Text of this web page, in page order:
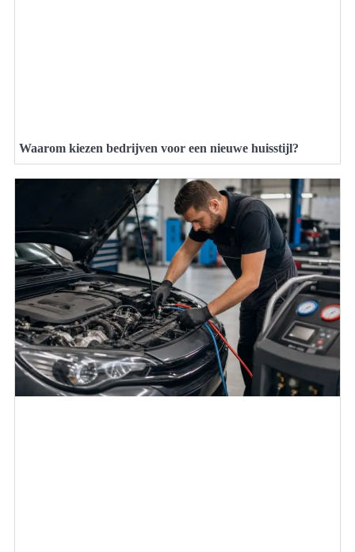
Waarom kiezen bedrijven voor een nieuwe huisstijl?